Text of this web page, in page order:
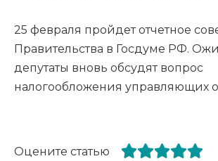
25 февраля пройдет отчетное
Правительства в Госдуме РФ.
депутаты вновь обсудят вопрос
налогообложения управляющих
Оцените статью